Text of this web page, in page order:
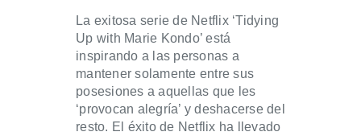
La exitosa serie de Netflix ‘Tidying
Up with Marie Kondo’ está
inspirando a las personas a
mantener solamente entre sus
posesiones a aquellas que les
‘provocan alegría’ y deshacerse del
resto. El éxito de Netflix ha llevado